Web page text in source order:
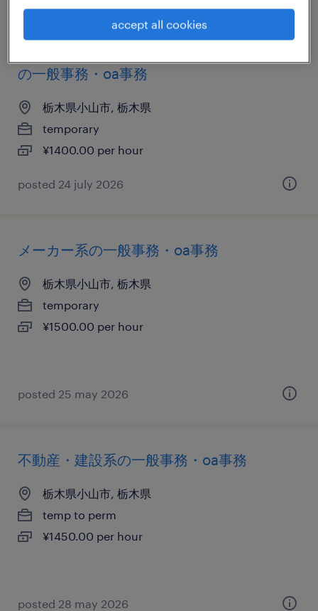
it・web系／メーカー系／商社系／金融系／
住宅・インテリア系／不動産・建設系／流
の一般事務・oa事務
栃木県小山市, 栃木県
temporary
¥1400.00 per hour
posted 24 july 2026
メーカー系の一般事務・oa事務
栃木県小山市, 栃木県
temporary
¥1500.00 per hour
posted 25 may 2026
不動産・建設系の一般事務・oa事務
栃木県小山市, 栃木県
temp to perm
¥1450.00 per hour
posted 28 may 2026
accept all cookies